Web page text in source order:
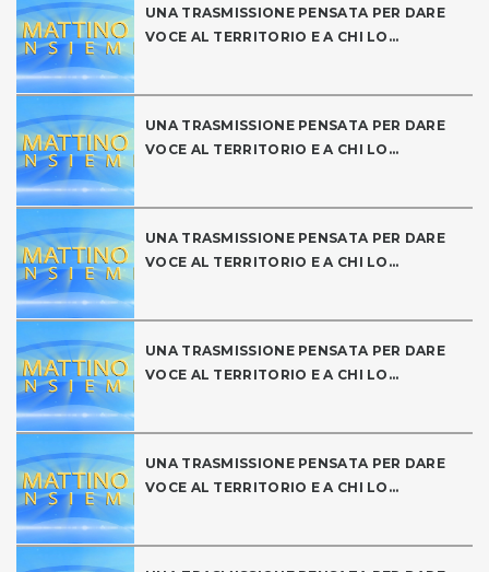
UNA TRASMISSIONE PENSATA PER DARE
VOCE AL TERRITORIO E A CHI LO...
UNA TRASMISSIONE PENSATA PER DARE
VOCE AL TERRITORIO E A CHI LO...
UNA TRASMISSIONE PENSATA PER DARE
VOCE AL TERRITORIO E A CHI LO...
UNA TRASMISSIONE PENSATA PER DARE
VOCE AL TERRITORIO E A CHI LO...
UNA TRASMISSIONE PENSATA PER DARE
VOCE AL TERRITORIO E A CHI LO...